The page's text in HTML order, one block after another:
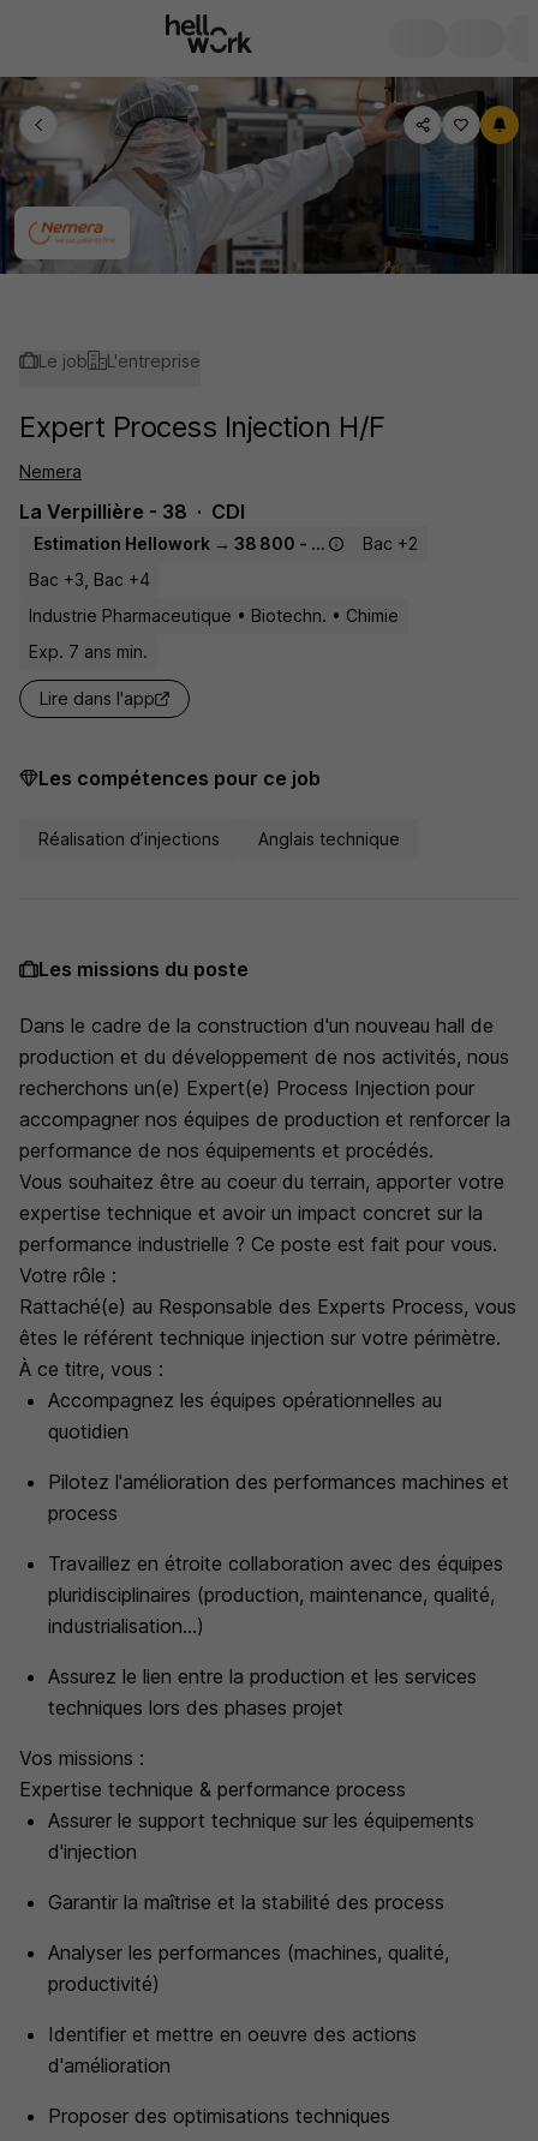
Le job L'entreprise
Expert Process Injection H/F
Nemera
La Verpillière - 38 CDI
Estimation Hellowork → 38 800 - 57 500 € / an
Bac +2
Bac +3, Bac +4
Industrie Pharmaceutique • Biotechn. • Chimie
Exp. 7 ans min.
Lire dans l'app
Les compétences pour ce job
Réalisation d’injections Anglais technique
Les missions du poste
Dans le cadre de la construction d'un nouveau hall de
production et du développement de nos activités, nous
recherchons un(e) Expert(e) Process Injection pour
accompagner nos équipes de production et renforcer la
performance de nos équipements et procédés.
Vous souhaitez être au coeur du terrain, apporter votre
expertise technique et avoir un impact concret sur la
performance industrielle ? Ce poste est fait pour vous.
Votre rôle :
Rattaché(e) au Responsable des Experts Process, vous
êtes le référent technique injection sur votre périmètre.
À ce titre, vous :
Accompagnez les équipes opérationnelles au
quotidien
Pilotez l'amélioration des performances machines et
process
Travaillez en étroite collaboration avec des équipes
pluridisciplinaires (production, maintenance, qualité,
industrialisation...)
Assurez le lien entre la production et les services
techniques lors des phases projet
Vos missions :
Expertise technique & performance process
Assurer le support technique sur les équipements
d'injection
Garantir la maîtrise et la stabilité des process
Analyser les performances (machines, qualité,
productivité)
Identifier et mettre en oeuvre des actions
d'amélioration
Proposer des optimisations techniques